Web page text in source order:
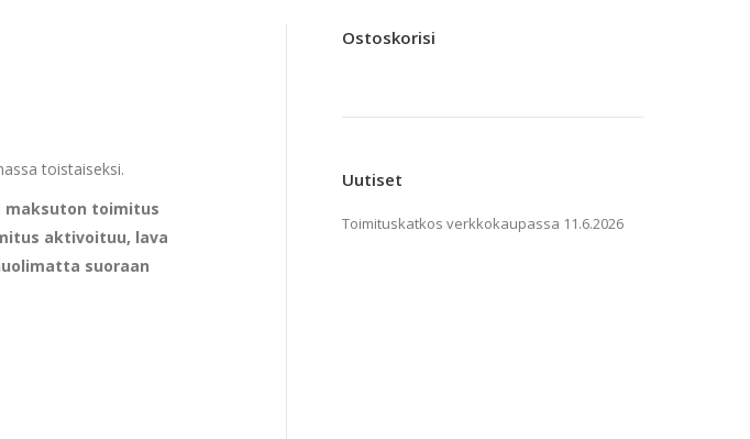
toistaiseksi.
maksuton toimitus
aktivoituu, lava
suoraan
Ostoskorisi
Uutiset
Toimituskatkos verkkokaupassa 11.6.2026